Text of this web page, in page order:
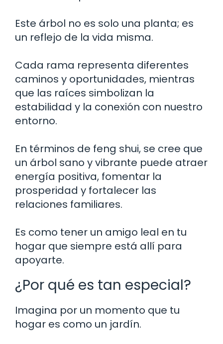
Este árbol no es solo una planta; es
un reflejo de la vida misma.
Cada rama representa diferentes
caminos y oportunidades, mientras
que las raíces simbolizan la
estabilidad y la conexión con nuestro
entorno.
En términos de feng shui, se cree que
un árbol sano y vibrante puede atraer
energía positiva, fomentar la
prosperidad y fortalecer las
relaciones familiares.
Es como tener un amigo leal en tu
hogar que siempre está allí para
apoyarte.
¿Por qué es tan especial?
Imagina por un momento que tu
hogar es como un jardín.